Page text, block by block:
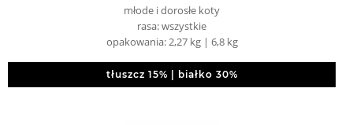
młode i dorosłe koty
rasa: wszystkie
opakowania: 2,27 kg | 6,8 kg
tłuszcz 15% | białko 30%